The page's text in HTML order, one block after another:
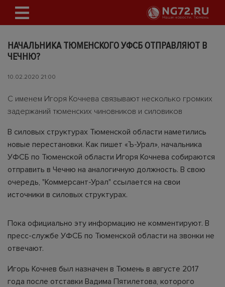
НАЧАЛЬНИКА ТЮМЕНСКОГО УФСБ ОТПРАВЛЯЮТ В
ЧЕЧНЮ?
10.02.2020 21:00
С именем Игоря Кочнева связывают несколько громких
задержаний тюменских чиновников и силовиков
В силовых структурах Тюменской области наметились
новые перестановки. Как пишет «Ъ-Урал», начальника
УФСБ по Тюменской области Игоря Кочнева собираются
отправить в Чечню на аналогичную должность. В свою
очередь, "Коммерсант-Урал" ссылается на свои
источники в силовых структурах.
Пока официально эту информацию не комментируют. В
пресс-службе УФСБ по Тюменской области на звонки не
отвечают.
Игорь Кочнев был назначен в Тюмень в августе 2017
года после отставки Вадима Пятилетова, которого